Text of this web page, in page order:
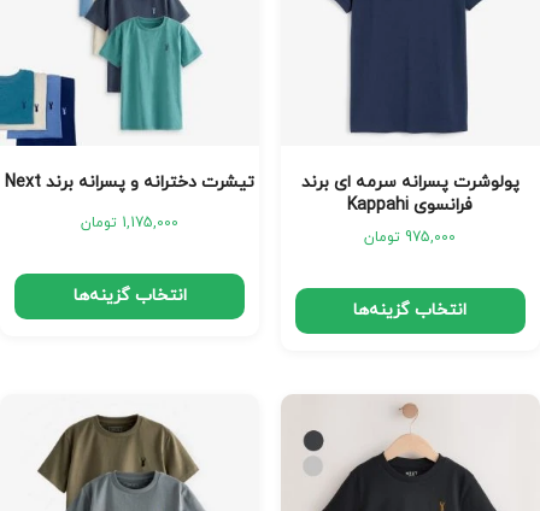
پولوشرت پسرانه سرمه ای برند
فرانسوی Kappahi
975,000 تومان
انتخاب گزینه‌ها
تیشرت دخترانه و پسرانه برند Next
1,175,000 تومان
انتخاب گزینه‌ها